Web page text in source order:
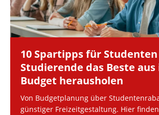
10 Spartipps für Studenten
Studierende das Beste
Budget herausholen
Von Budgetplanung über
günstiger Freizeitgestaltung. Hier